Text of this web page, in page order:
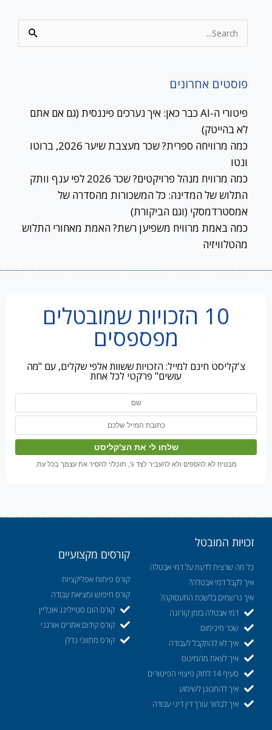
Search
for:
פוסטים אחרונים
פיטורי ה-AI כבר כאן: איך נערכים פיננסית (גם אם אתם
לא בהייטק)
כמה מרוויחה ספרית? שכר מעצבת שיער 2026, ברוטו
ונטו
כמה מרוויח מנהל פרויקטים? שכר 2026 לפי ענף וותק
התלוש של המדינה: כל המשכורות מהסדרה של
אמסטרדמסקי (וגם הביקורת)
כמה באמת מרוויח משפיען רשת? האמת מאחורי התלוש
מהטלוויזיה
10 הזכויות שמובטלים
מפספסים
צ'קליסט חינם למייל: הזכויות ששוות אלפי שקלים, עם "מה
עושים" פרקטי לכל אחת
מבטיח לא להספים ולא להעביר לצד ג', תוכל/י להסיר את עצמך בכל עת.
זכויות המובטל
כל מה שרצית לדעת על דמי אבטלה
איך לקבל דמי אבטלה?
איך נרשמים בלשכת התעסוקה?
דמי אבטלה בזמן קורונה
שכר מינימום
איך לא להתקבל לעבודה
איך לצאת מהמינוס
סעיף 14 לחוק פיצויי הפיטורים
איך להתכונן לשימוע
איך לבחור עורך דין דיני עבודה
קורסים מקצועיים
קורס פיתוח אפליקציות
קורס חיפוש ומציאת עבודה
קורס הום סטיילינג אונליין
קורס קידום אתרים אורגני
קורס מתווכי נדלן